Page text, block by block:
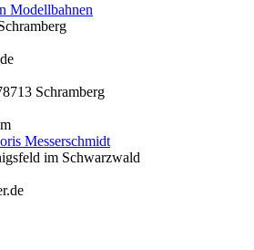
Modellbahnen
Schramberg
Messerschmidt
im Schwarzwald